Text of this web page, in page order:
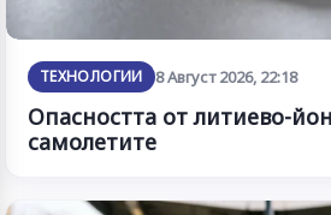
ТЕХНОЛОГИИ 8 Август 2026, 22:18
Опасността от литиево-
самолетите